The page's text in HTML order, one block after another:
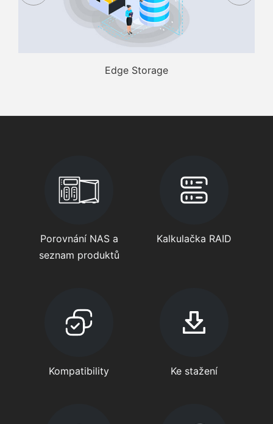
Edge Storage
Porovnání NAS a
seznam produktů
Kalkulačka RAID
Kompatibility Ke stažení